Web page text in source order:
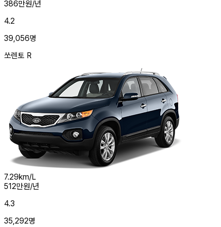
386만원/년
4.2
39,056명
쏘렌토 R
7.29km/L
512만원/년
4.3
35,292명